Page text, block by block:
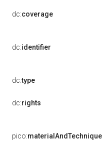
dc:coverage
dc:identifier
dc:type
dc:rights
pico:materialAndTechnique